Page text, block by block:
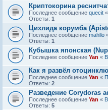
Криптокорина
Последнее сообщение quecit «
Ответы: 1
Цихлида корумба
Последнее сообщение mahllo
Ответы: 1
Кубышка японская
Последнее сообщение Yan «
Как я развёл
Последнее сообщение Yan «
Ответы: 2
Разведение Corydoras
Последнее сообщение Yan «
Ответы: 5